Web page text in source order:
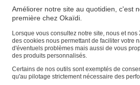
Magasin
Vos informations personnelles
Suivre une commande
Panier
Améliorer notre site au quotidien, c'est
première chez Okaïdi.
Lorsque vous consultez notre site, nous et nos
des cookies nous permettant de faciliter votre
d'éventuels problèmes mais aussi de vous
des produits personnalisés.
Certains de nos outils sont exemptés de
qu'au pilotage strictement nécessaire des